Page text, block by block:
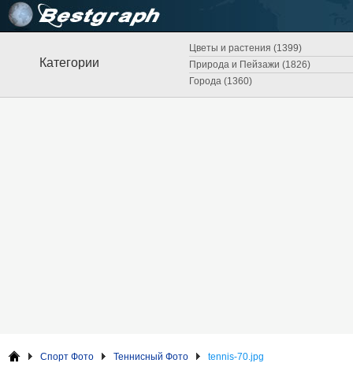
Категории
Цветы и растения (1399)
Природа и Пейзажи (1826)
Города (1360)
Спорт Фото Теннисный Фото tennis-70.jpg